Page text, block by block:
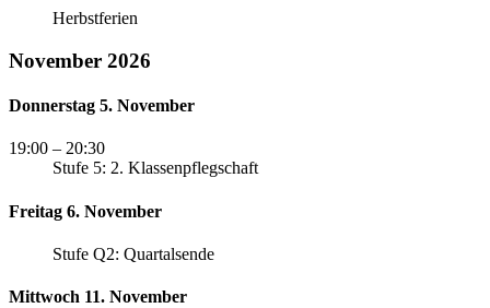
Herbstferien
November 2026
Donnerstag 5. November
19:00 – 20:30
Stufe 5: 2. Klassenpflegschaft
Freitag 6. November
Stufe Q2: Quartalsende
Mittwoch 11. November